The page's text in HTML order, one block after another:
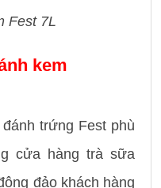
Fest 7L
kem
trứng Fest phù
cửa hàng trà sữa
đảo khách hàng